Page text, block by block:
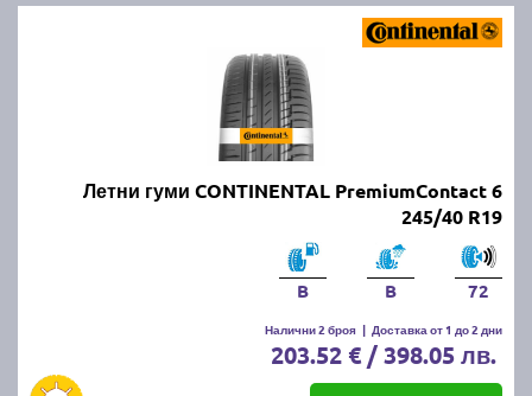
Летни гуми CONTINENTAL PremiumContact 6
245/40 R19
B B 72
Налични 2 броя | Доставка от 1 до 2 дни
203.52 € / 398.05 лв.